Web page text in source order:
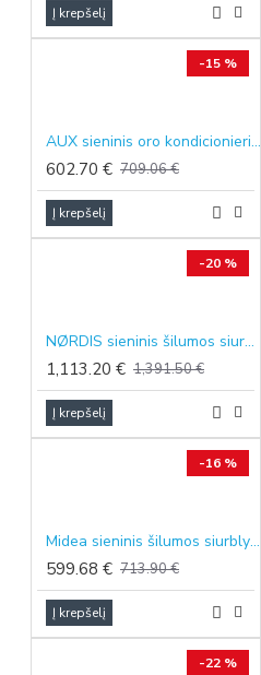
Į krepšelį
-15 %
AUX sieninis oro kondicionierius QF-SMART, 3.5/3.8 kW
602.70 € 709.06 €
Į krepšelį
-20 %
NØRDIS sieninis šilumos siurblys oras-oras NOVA juodos spalvos, 5.1/5.8 kW
1,113.20 € 1,391.50 €
Į krepšelį
-16 %
Midea sieninis šilumos siurblys oras-oras Solstice EZ, 2.6/2.9 kW
599.68 € 713.90 €
Į krepšelį
-22 %